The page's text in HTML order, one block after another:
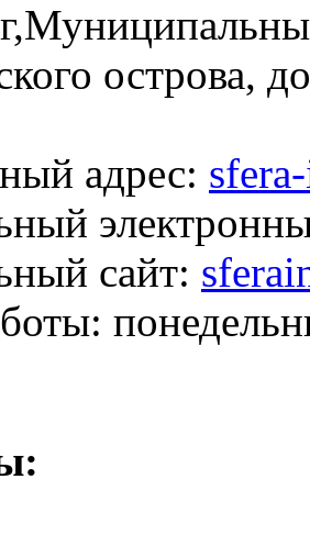
острова,
адрес:
сайт: